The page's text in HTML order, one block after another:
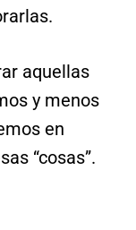
aquellas
y menos
en
“cosas”.